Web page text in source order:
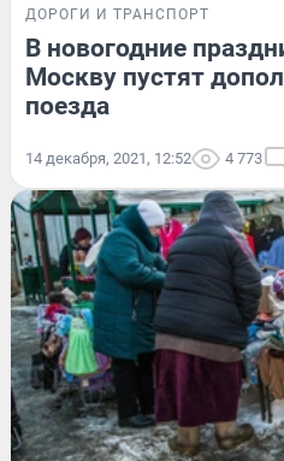
ДОРОГИ И ТРАНСПОРТ
В новогодние
Москву пустят
поезда
14 декабря, 2021, 12:52 4 773